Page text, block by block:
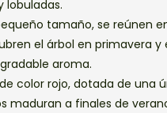
lobuladas.
tamaño, se reúnen
el árbol en primavera y
aroma.
color rojo, dotada de una
maduran a finales de